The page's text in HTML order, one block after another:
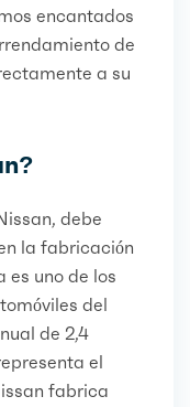
encantados
de
a su
debe
la fabricación
es uno de los
del
de 2,4
el
fabrica